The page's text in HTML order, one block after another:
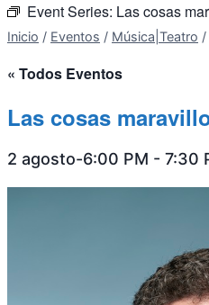
Event Series: Las cosas
Inicio / Eventos / Música|Teatro /
« Todos Eventos
Las cosas
2 agosto-6:00 PM - 7:30